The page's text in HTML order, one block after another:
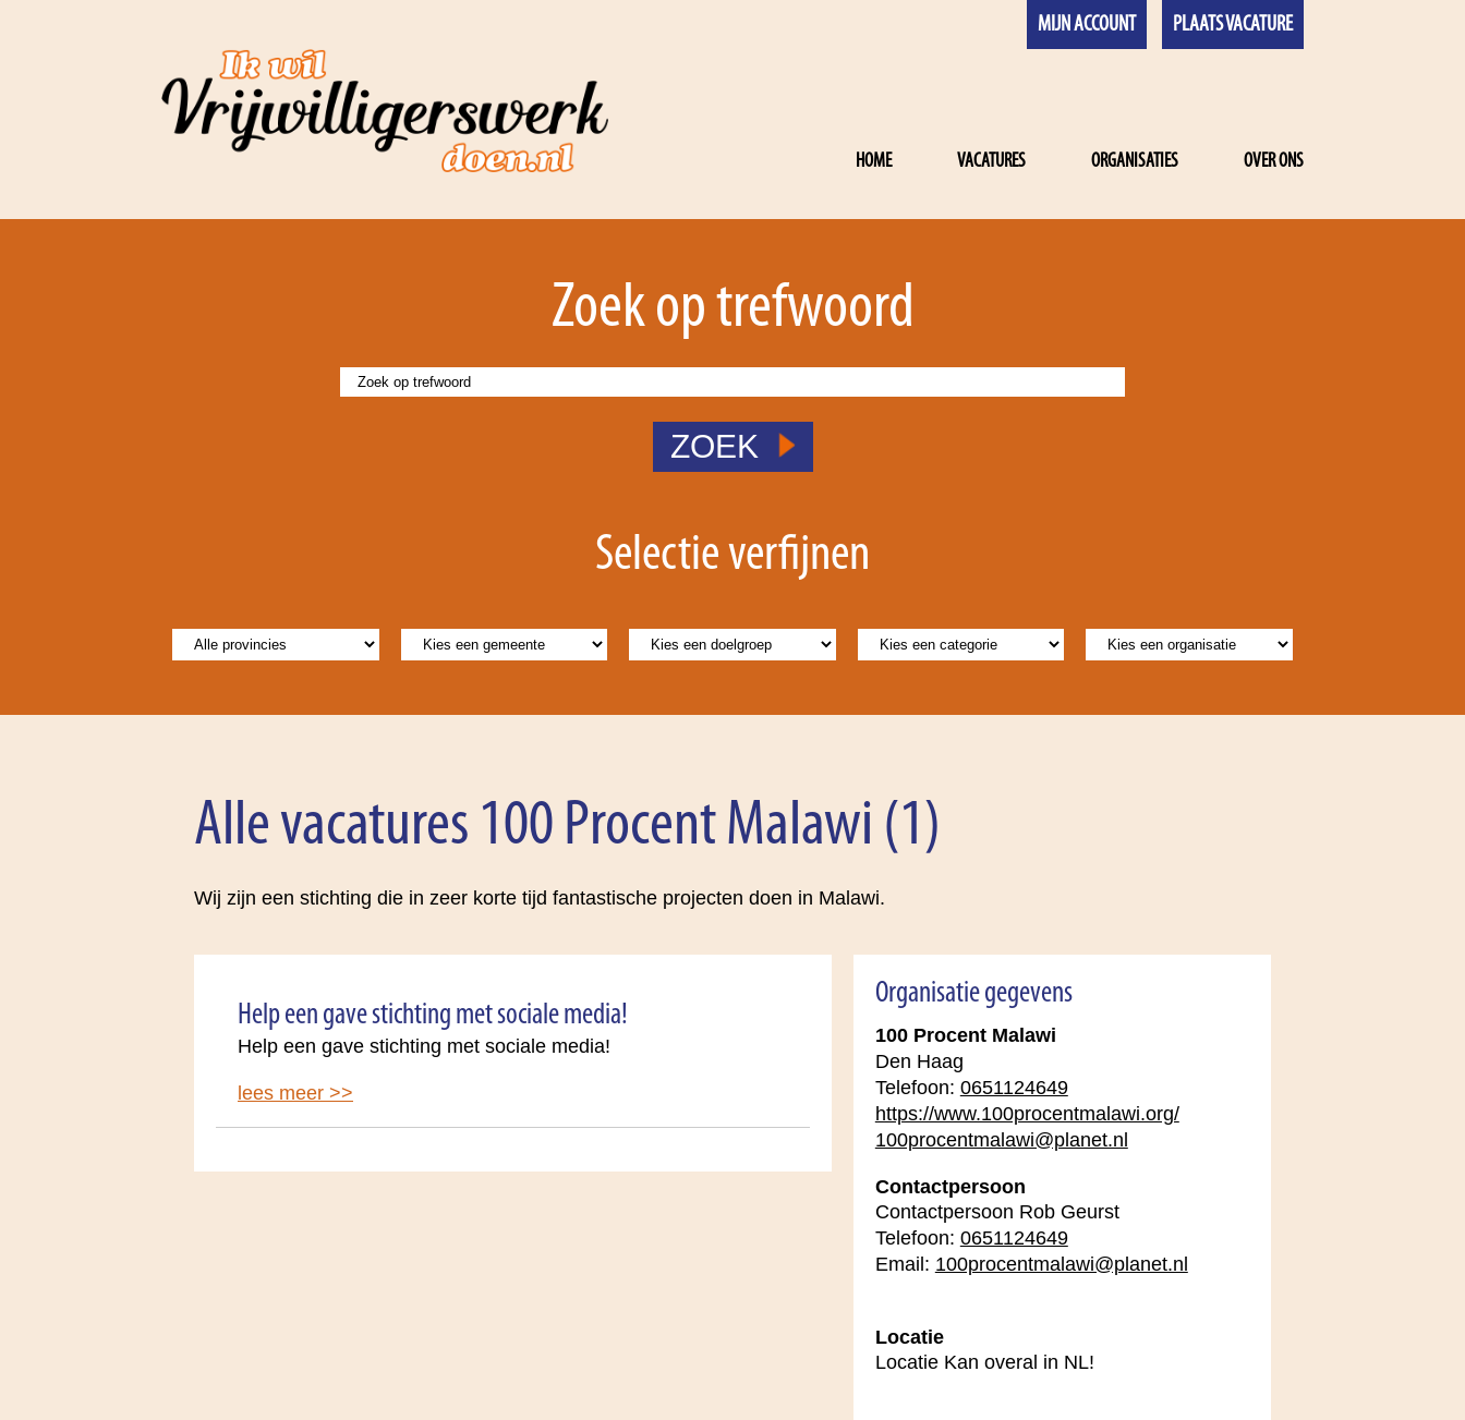
PLAATS VACATURE
MIJN ACCOUNT
HOME VACATURES ORGANISATIES OVER ONS
Zoek op trefwoord
ZOEK
Selectie verfijnen
Alle vacatures 100 Procent Malawi (1)
Wij zijn een stichting die in zeer korte tijd fantastische projecten doen in Malawi.
Help een gave stichting met sociale media!
Help een gave stichting met sociale media!
lees meer >>
Organisatie gegevens
100 Procent Malawi
Den Haag
Telefoon: 0651124649
https://www.100procentmalawi.org/
100procentmalawi@planet.nl
Contactpersoon
Contactpersoon Rob Geurst
Telefoon: 0651124649
Email: 100procentmalawi@planet.nl
Locatie
Locatie Kan overal in NL!